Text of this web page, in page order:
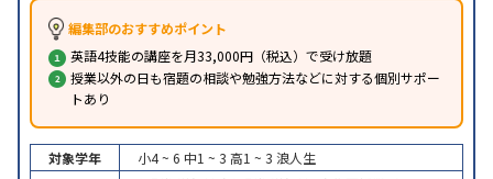
編集部のおすすめポイント
英語4技能の講座を月33,000円（税込）で受け放題
授業以外の日も宿題の相談や勉強方法などに対する個別サポー
トあり
対象学年 小4 ~ 6 中1 ~ 3 高1 ~ 3 浪人生